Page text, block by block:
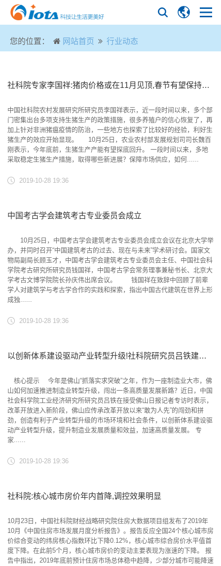
您的位置： 网站首页 行业动态
社科院专家李国祥:猪肉价格或在11月见顶,春节有望保持稳定
中国社科院农村发展研究所研究员李国祥表示，近一段时间以来，多个部
门密集出台多项支持生猪生产的政策措施，很多养殖户的信心恢复了，再
加上针对非洲猪瘟疫情的防治，一些地方也探索了比较好的经验，利好生
猪生产的效应开始显现。 10月25日，农业农村部发展规划司司长魏百
刚表示，今年底前，生猪生产产能有望探底回升。 一段时间以来，多地
采取稳定生猪生产措施，取得哪些新进展？保障市场供应，如何......
2019-10-28 19:36
中国考古学会建筑考古专业委员会成立
10月25日，中国考古学会建筑考古专业委员会成立会议在北京大学举
办，并同时召开“中国建筑考古的过去、现在与未来”学术研讨会。国家文
物局副局长顾玉才，中国考古学会建筑考古专业委员会主任、中国社会科
学院考古研究所研究员钱国祥，中国考古学会常务理事兼秘书长、北京大
学考古文博学院院长孙庆伟出席会议。 钱国祥在致辞中回顾了前辈
学人对建筑学与考古学合作的实践和探索，指出中国古代建筑在世界上形
成独......
2019-10-28 19:36
以创新体系建设驱动产业转型升级!社科院研究员吕铁建议佛山>>
核心提示 今年是佛山“抓落实求突破”之年，作为一座制造业大市，佛
山如何加速推进制造业转型升级，闯出一条高质量发展新路？近日，中国
社会科学院工业经济研究所研究员吕铁在接受佛山日报记者专访时表示，
改革开放进入新阶段，佛山应传承改革开放以来“敢为人先”的闯劲和拼
劲，创造有利于产业转型升级的市场环境和社会条件，以创新体系建设驱
动产业转型升级，提升制造业发展质量和效益，加速高质量发展。 专
家......
2019-10-28 19:36
社科院:核心城市房价年内首降,调控效果明显
10月23日，中国社科院财经战略研究院住房大数据项目组发布了2019年
10月《中国住房市场发展月度分析报告》。报告反应全国24个核心城市房
价综合变动的纬房核心指数环比下降0.12%，核心城市综合房价水平值首
度下降。在此前5个月，核心城市房价的变动主要表现为涨速的下降。 报
告中指出，2019年底前预计住房市场总体稳中趋降，少部分城市可能降速